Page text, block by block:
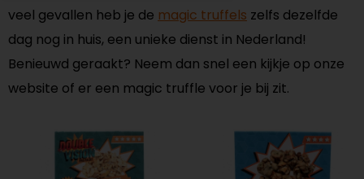
veel gevallen heb je de magic truffels zelfs dezelfde
dag nog in huis, een unieke dienst in Nederland!
Benieuwd geraakt? Neem dan snel een kijkje op onze
website of er een magic truffle voor je bij zit.